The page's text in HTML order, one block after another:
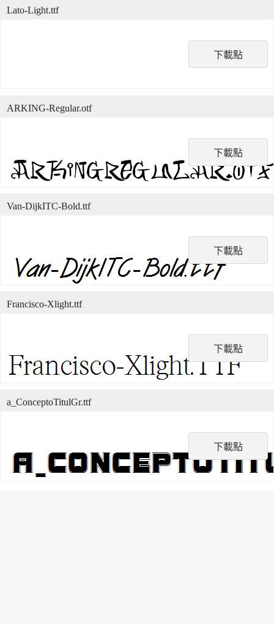
下載點
Lato-Light.ttf
下載點
ARKING-Regular.otf
下載點
Van-DijkITC-Bold.ttf
下載點
Francisco-Xlight.ttf
下載點
a_ConceptoTitulGr.ttf